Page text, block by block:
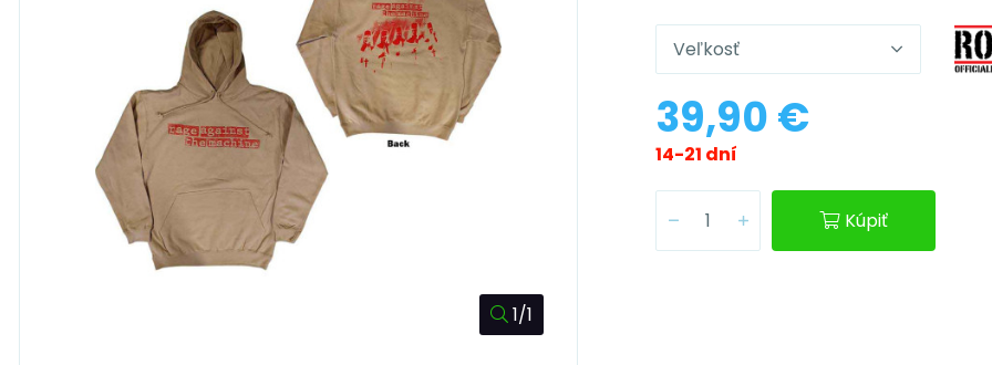
1/1
Veľkosť
39,90 €
14-21 dní
Kúpiť